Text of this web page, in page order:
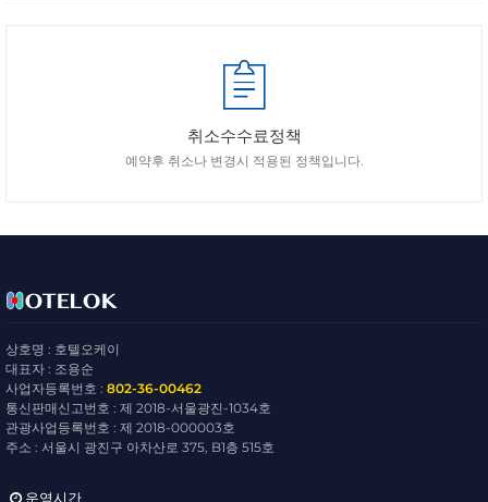
취소수수료정책
예약후 취소나 변경시 적용된 정책입니다.
상호명 : 호텔오케이
대표자 : 조용순
사업자등록번호 : 802-36-00462
통신판매신고번호 : 제 2018-서울광진-1034호
관광사업등록번호 : 제 2018-000003호
주소 : 서울시 광진구 아차산로 375, B1층 515호
운영시간